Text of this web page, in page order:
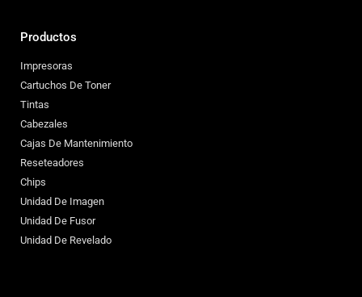
Productos
Impresoras
Cartuchos De Toner
Tintas
Cabezales
Cajas De Mantenimiento
Reseteadores
Chips
Unidad De Imagen
Unidad De Fusor
Unidad De Revelado